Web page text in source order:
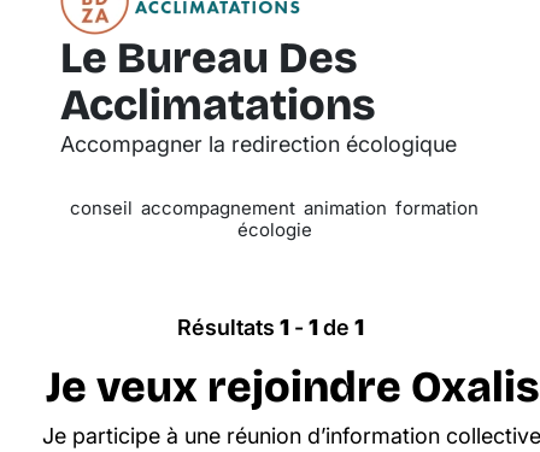
Le Bureau Des
Acclimatations
Accompagner la redirection écologique
conseil accompagnement animation formation
écologie
Résultats 1- 1de 1
Je veux rejoindre Oxalis
Je participe à une réunion d’information